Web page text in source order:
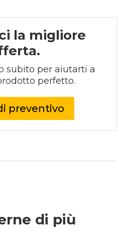
la migliore
subito per aiutarti a
perfetto.
preventivo
di più